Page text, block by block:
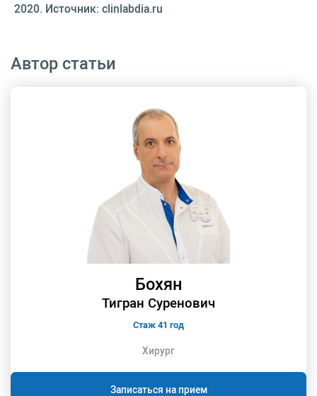
2020. Источник: clinlabdia.ru
Автор статьи
Бохян
Тигран Суренович
Стаж 41 год
Хирург
Записаться на прием